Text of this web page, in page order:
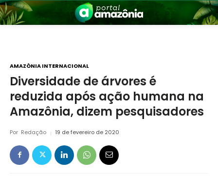
AMAZÔNIA INTERNACIONAL
Diversidade de árvores é
reduzida após ação humana na
Amazônia, dizem pesquisadores
Por Redação 19 de fevereiro de 2020